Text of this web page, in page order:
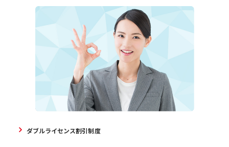
ダブルライセンス割引制度